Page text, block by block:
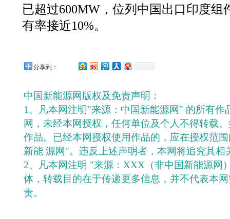
已超过600MW，位列中国出口印度组
有率接近10%。
分享到：
中国新能源网版权及免责声明：
1、凡本网注明"来源：中国新能源网" 的所有作
网，未经本网授权，任何单位及个人不得转载
作品。已经本网授权使用作品的，应在授权范
新能 源网"。违反上述声明者，本网将追究其相
2、凡本网注明 "来源：XXX（非中国新能源网
体，转载目的在于传递更多信息，并不代表本
责。